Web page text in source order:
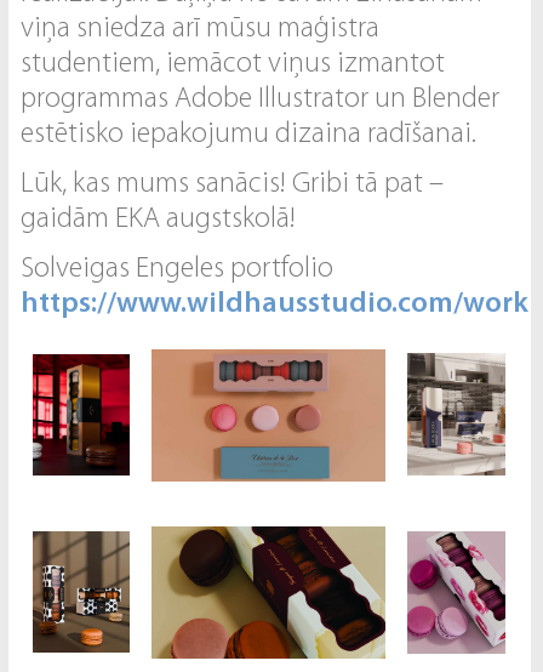
viņa sniedza arī mūsu maģistra
studentiem, iemācot viņus izmantot
programmas Adobe Illustrator un Blender
estētisko iepakojumu dizaina radīšanai.
Lūk, kas mums sanācis! Gribi tā pat –
gaidām EKA augstskolā!
Solveigas Engeles portfolio
https://www.wildhausstudio.com/work